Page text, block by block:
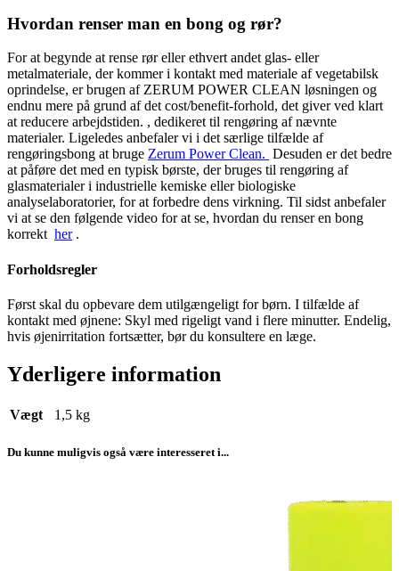
Hvordan renser man en bong og rør?
For at begynde at rense rør eller ethvert andet glas- eller
metalmateriale, der kommer i kontakt med materiale af vegetabilsk
oprindelse, er brugen af ​​ZERUM POWER CLEAN løsningen og
endnu mere på grund af det cost/benefit-forhold, det giver ved klart
at reducere arbejdstiden. , dedikeret til rengøring af nævnte
materialer. Ligeledes anbefaler vi i det særlige tilfælde af
rengøringsbong at bruge Zerum Power Clean. Desuden er det bedre
at påføre det med en typisk børste, der bruges til rengøring af
glasmaterialer i industrielle kemiske eller biologiske
analyselaboratorier, for at forbedre dens virkning. Til sidst anbefaler
vi at se den følgende video for at se, hvordan du renser en bong
korrekt her.
Forholdsregler
Først skal du opbevare dem utilgængeligt for børn. I tilfælde af
kontakt med øjnene: Skyl med rigeligt vand i flere minutter. Endelig,
hvis øjenirritation fortsætter, bør du konsultere en læge.
Yderligere information
Vægt 1,5 kg
Du kunne muligvis også være interesseret i...